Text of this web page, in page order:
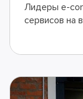
Лидеры e-
сервисов на